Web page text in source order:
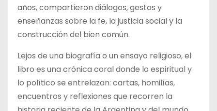
años, compartieron diálogos, gestos y
enseñanzas sobre la fe, la justicia social y la
construcción del bien común.
Lejos de una biografía o un ensayo religioso, el
libro es una crónica coral donde lo espiritual y
lo político se entrelazan: cartas, homilías,
encuentros y reflexiones que recorren la